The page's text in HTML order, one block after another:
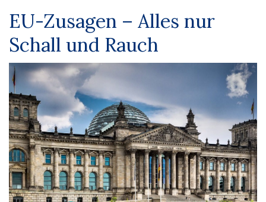
EU-Zusagen – Alles nur
Schall und Rauch